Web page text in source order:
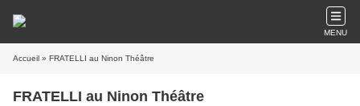
MENU
Accueil » FRATELLI au Ninon Théâtre
FRATELLI au Ninon Théâtre